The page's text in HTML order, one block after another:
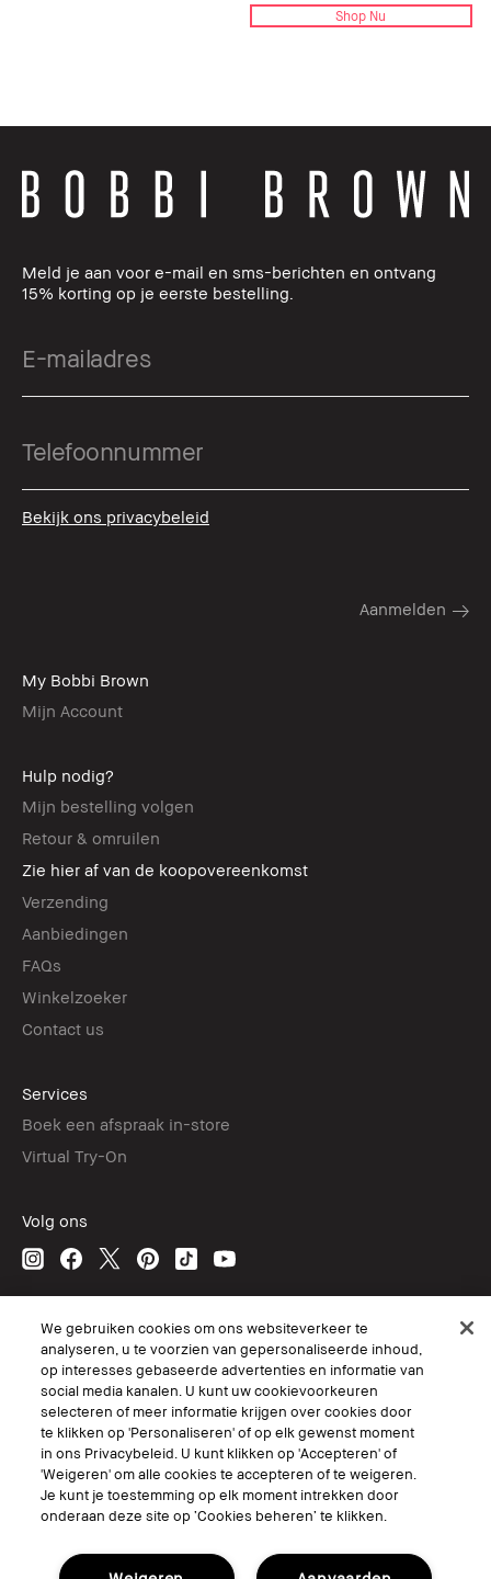
Shop Nu
Meld je aan voor e-mail en sms-berichten en ontvang
15% korting op je eerste bestelling.
Bekijk ons privacybeleid
My Bobbi Brown
Mijn Account
Hulp nodig?
Mijn bestelling volgen
Retour & omruilen
Zie hier af van de koopovereenkomst
Verzending
Aanbiedingen
FAQs
Winkelzoeker
Contact us
Services
Boek een afspraak in-store
Virtual Try-On
Volg ons
© Bobbi Brown Professional Cosmetics, Inc. All worldwide rights reserved.
Algemene voorwaarden
Mijn persoonlijke informatie niet verkopen of delen/Gerichte
advertenties
Het gebruik van mijn gevoelige persoonlijke informatie beperken.
Privacybeleid
Toegankelijkheid
Site Cookies beheren
We gebruiken cookies om ons websiteverkeer te
analyseren, u te voorzien van gepersonaliseerde inhoud,
op interesses gebaseerde advertenties en informatie van
social media kanalen. U kunt uw cookievoorkeuren
selecteren of meer informatie krijgen over cookies door
te klikken op 'Personaliseren' of op elk gewenst moment
in ons Privacybeleid. U kunt klikken op 'Accepteren' of
'Weigeren' om alle cookies te accepteren of te weigeren.
Je kunt je toestemming op elk moment intrekken door
onderaan deze site op ‘Cookies beheren’ te klikken.